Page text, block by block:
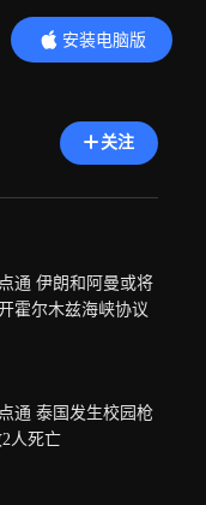
安装电脑版
内容更精彩
关注
通 伊朗和阿曼或将
霍尔木兹海峡协议
通 泰国发生校园枪
人死亡